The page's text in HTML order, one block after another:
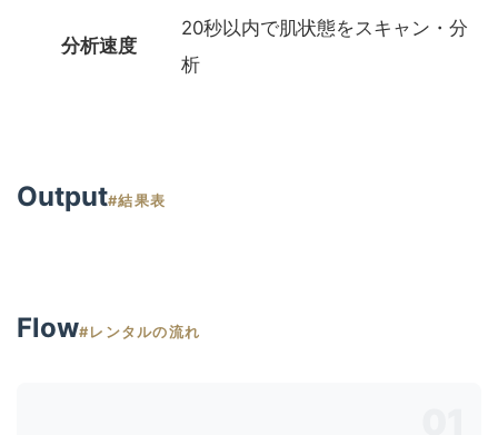
分析速度
20秒以内で肌状態をスキャン・分
析
Output#結果表
Flow#レンタルの流れ